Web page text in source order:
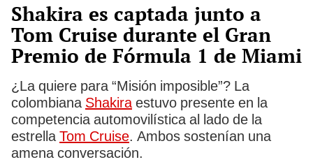
Shakira es captada junto a
Tom Cruise durante el Gran
Premio de Fórmula 1 de Miami
¿La quiere para “Misión imposible”? La
colombiana Shakiraestuvo presente en la
competencia automovilística al lado de la
estrella Tom Cruise. Ambos sostenían una
amena conversación.